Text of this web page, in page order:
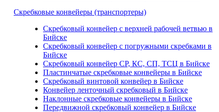
Скребковые конвейеры (транспортеры)
Скребковый конвейер с верхней рабочей ветвью в
Бийске
Скребковый конвейер с погружными скребками в
Бийске
Скребковый конвейер СР, КС, СП, ТСЦ в Бийске
Пластинчатые скребковые конвейеры в Бийске
Скребковый винтовой конвейер в Бийске
Конвейер ленточный скребковый в Бийске
Наклонные скребковые конвейеры в Бийске
Передвижной скребковый конвейер в Бийске